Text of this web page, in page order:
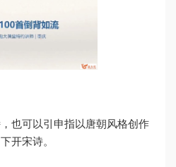
也可以引申指以唐朝风格创作
开宋诗。